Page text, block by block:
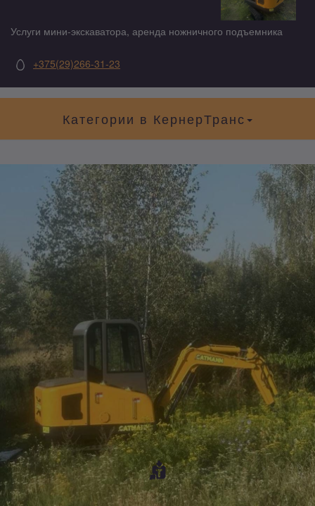
Услуги мини-экскаватора, аренда ножничного подъемника
+375(29)266-31-23
Категории в КернерТранс